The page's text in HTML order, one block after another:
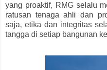
yang proaktif, RMG selalu
ratusan tenaga ahli dan
saja, etika dan integritas
tangga di setiap bangunan